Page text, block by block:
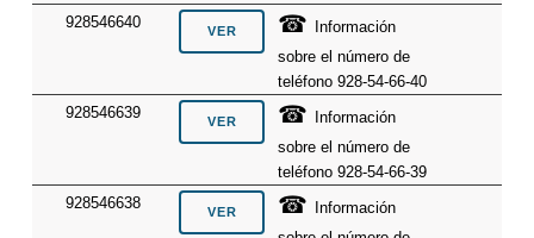
928546640
☎
Información
sobre el número de
teléfono 928-54-66-40
928546639
☎
Información
sobre el número de
teléfono 928-54-66-39
928546638
☎
Información